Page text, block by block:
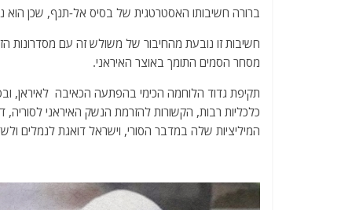
ברורה חשיבותו האסטרטגית של בסיס אל-תנף, שכן הוא
חשיבות זו נובעת מהחיבור של משולש זה עם מסדרונות
מסחר הסמים התומך באוצר האיראני.
תקיפת גדוד הלוחמה הכימי בהפתעה הכאיבה לאיראן,
כלכליות רבות, הקשורות להזרמת הנשק האיראני
המיליציות שלה במדבר הסורי, וישראל דואגת לנמלים